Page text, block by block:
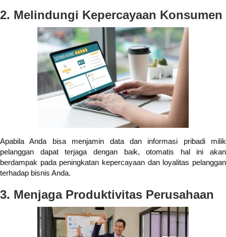
2. Melindungi Kepercayaan Konsumen
Apabila Anda bisa menjamin data dan informasi pribadi milik
pelanggan dapat terjaga dengan baik, otomatis hal ini akan
berdampak pada peningkatan kepercayaan dan loyalitas pelanggan
terhadap bisnis Anda.
3. Menjaga Produktivitas Perusahaan